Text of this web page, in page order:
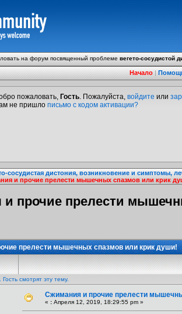
на форум посвященный проблемевегето-сосудистой
Начало|
пожаловать, Гость. Пожалуйста, войдите или
не пришло письмо с кодом активации?
сосудистая дистония, возникновение и симптомы,
и прочие прелести мышечных спазмов или крик
прочие прелести
прелести мышечных спазмов или крик души!
смотрят эту тему.
Сжимания и прочие прелести
« : Апреля 12, 2019, 18:29:55 pm »